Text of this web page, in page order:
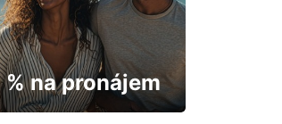
na pronájem